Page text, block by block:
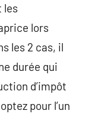
les
lors
les 2 cas, il
durée qui
d’impôt
pour l’un